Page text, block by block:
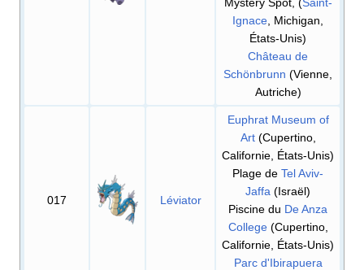
Ignace , Michigan,
États-Unis)
Château de
Schönbrunn (Vienne,
Autriche)
017 Léviator
Euphrat Museum of
Art(Cupertino,
Californie, États-Unis)
Plage de Tel Aviv-
Jaffa (Israël)
Piscine du De Anza
College(Cupertino,
Californie, États-Unis)
Parc d'Ibirapuera